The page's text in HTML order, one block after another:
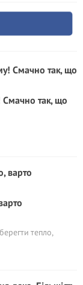
Смачно так, що
тепло,